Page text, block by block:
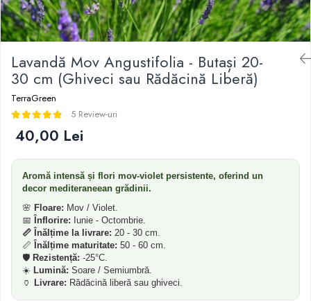
Dud
Corn
Smochin
Kaki
Mosmon
Migdal
Lavandă Mov Angustifolia - Butași 20-
30 cm (Ghiveci sau Rădăcină Liberă)
TerraGreen
5 Review-uri
40,00 Lei
Aromă intensă și flori mov-violet persistente, oferind un
decor mediteraneean grădinii.
🌸 Floare: Mov / Violet.
📅
Înflorire: Iunie - Octombrie.
📏 Înălțime la livrare: 20 - 30 cm.
📏 Înălțime maturitate: 50 - 60 cm.
🛡️ Rezistență: -25°C.
☀️ Lumină: Soare / Semiumbră.
🏺
Livrare: Rădăcină liberă sau ghiveci.